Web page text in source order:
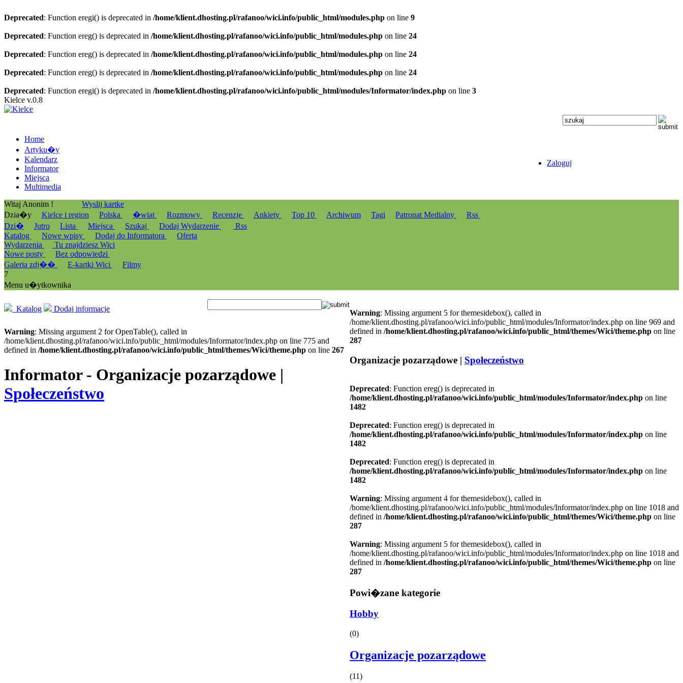
Deprecated: Function eregi() is deprecated in /home/klient.dhosting.pl/rafanoo/wici.info/public_html/modules.php on line 9
Deprecated: Function ereg() is deprecated in /home/klient.dhosting.pl/rafanoo/wici.info/public_html/modules.php on line 24
Deprecated: Function ereg() is deprecated in /home/klient.dhosting.pl/rafanoo/wici.info/public_html/modules.php on line 24
Deprecated: Function ereg() is deprecated in /home/klient.dhosting.pl/rafanoo/wici.info/public_html/modules.php on line 24
Deprecated: Function eregi() is deprecated in /home/klient.dhosting.pl/rafanoo/wici.info/public_html/modules/Informator/index.php on line 3
Kielce v.0.8
Home
Artyku�y
Kalendarz
Informator
Miejsca
Multimedia
Zaloguj
Witaj Anonim !
Wyslij kartke
Dzia�y
Kielce i region Polska �wiat Rozmowy Recenzje Ankiety Top 10 Archiwum Tagi Patronat Medialny
Rss
Dzi�
Jutro Lista Miejsca Szukaj Dodaj Wydarzenie
Rss
Katalog
Nowe wpisy Dodaj do Informatora
Oferta
Wydarzenia
Tu znajdziesz Wici
Nowe posty
Bez odpowiedzi
Galeria zdj��
E-kartki Wici
Filmy
7
Menu u�ytkownika
Katalog Dodaj informacje
Warning: Missing argument 2 for OpenTable(), called in
/home/klient.dhosting.pl/rafanoo/wici.info/public_html/modules/Informator/index.php on line 775 and
defined in /home/klient.dhosting.pl/rafanoo/wici.info/public_html/themes/Wici/theme.php on line 267
Informator - Organizacje pozarządowe |
Społeczeństwo
Warning: Missing argument 5 for themesidebox(), called in
/home/klient.dhosting.pl/rafanoo/wici.info/public_html/modules/Informator/index.php on line 969 and
defined in /home/klient.dhosting.pl/rafanoo/wici.info/public_html/themes/Wici/theme.php on line
287
Organizacje pozarządowe | Społeczeństwo
Deprecated: Function ereg() is deprecated in
/home/klient.dhosting.pl/rafanoo/wici.info/public_html/modules/Informator/index.php on line
1482
Deprecated: Function ereg() is deprecated in
/home/klient.dhosting.pl/rafanoo/wici.info/public_html/modules/Informator/index.php on line
1482
Deprecated: Function ereg() is deprecated in
/home/klient.dhosting.pl/rafanoo/wici.info/public_html/modules/Informator/index.php on line
1482
Warning: Missing argument 4 for themesidebox(), called in
/home/klient.dhosting.pl/rafanoo/wici.info/public_html/modules/Informator/index.php on line 1018 and
defined in /home/klient.dhosting.pl/rafanoo/wici.info/public_html/themes/Wici/theme.php on line
287
Warning: Missing argument 5 for themesidebox(), called in
/home/klient.dhosting.pl/rafanoo/wici.info/public_html/modules/Informator/index.php on line 1018 and
defined in /home/klient.dhosting.pl/rafanoo/wici.info/public_html/themes/Wici/theme.php on line
287
Powi�zane kategorie
Hobby
(0)
Organizacje pozarządowe
(11)